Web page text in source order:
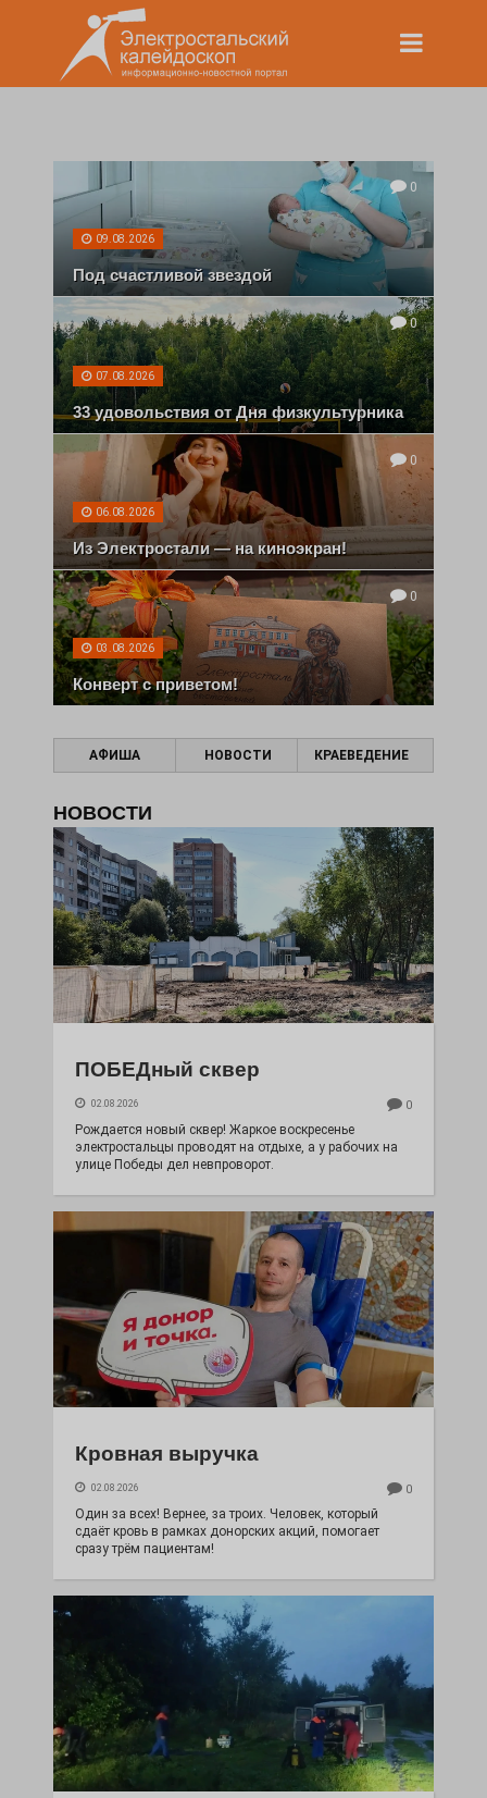
0
09.08.2026
Под счастливой звездой
0
07.08.2026
33 удовольствия от Дня физкультурника
0
06.08.2026
Из Электростали — на киноэкран!
0
03.08.2026
Конверт с приветом!
АФИША НОВОСТИ КРАЕВЕДЕНИЕ
НОВОСТИ
ПОБЕДный сквер
02.08.2026 0
Рождается новый сквер! Жаркое воскресенье
электростальцы проводят на отдыхе, а у рабочих на
улице Победы дел невпроворот.
Кровная выручка
02.08.2026 0
Один за всех! Вернее, за троих. Человек, который
сдаёт кровь в рамках донорских акций, помогает
сразу трём пациентам!